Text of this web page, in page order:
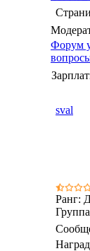
Форум
sval
Ранг: